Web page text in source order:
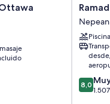
Ramada
by
Ottawa
On
The
Rideau
Nepean
Nepean
Piscina
8.0
sobre
8,0